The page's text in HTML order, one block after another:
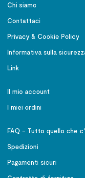
Chi siamo
Contattaci
Privacy & Cookie Policy
Informativa sulla
Link
Il mio account
I miei ordini
FAQ - Tutto quello che
Spedizioni
Pagamenti sicuri